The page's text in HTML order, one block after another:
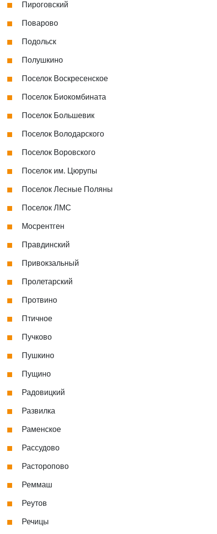
Пироговский
Поварово
Подольск
Полушкино
Поселок Воскресенское
Поселок Биокомбината
Поселок Большевик
Поселок Володарского
Поселок Воровского
Поселок им. Цюрупы
Поселок Лесные Поляны
Поселок ЛМС
Мосрентген
Правдинский
Привокзальный
Пролетарский
Протвино
Птичное
Пучково
Пушкино
Пущино
Радовицкий
Развилка
Раменское
Рассудово
Расторопово
Реммаш
Реутов
Речицы